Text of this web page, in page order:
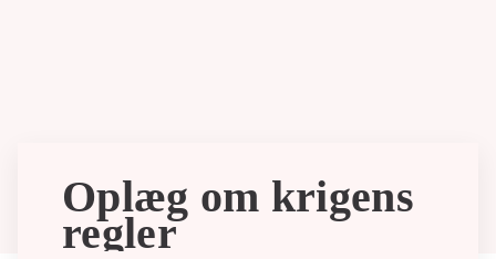
GENBRUGSBUTIKKER
Oplæg om krigens
regler